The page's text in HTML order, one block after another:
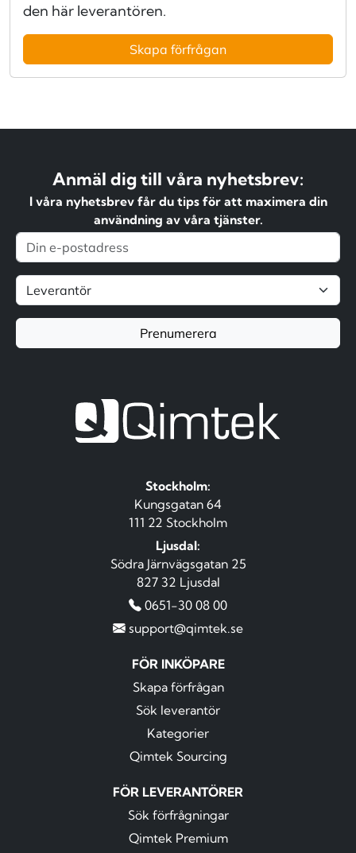
den här leverantören.
Skapa förfrågan
Anmäl dig till våra nyhetsbrev:
I våra nyhetsbrev får du tips för att maximera din
användning av våra tjänster.
Prenumerera
Stockholm:
Kungsgatan 64
111 22 Stockholm
Ljusdal:
Södra Järnvägsgatan 25
827 32 Ljusdal
0651-30 08 00
support@qimtek.se
FÖR INKÖPARE
Skapa förfrågan
Sök leverantör
Kategorier
Qimtek Sourcing
FÖR LEVERANTÖRER
Sök förfrågningar
Qimtek Premium